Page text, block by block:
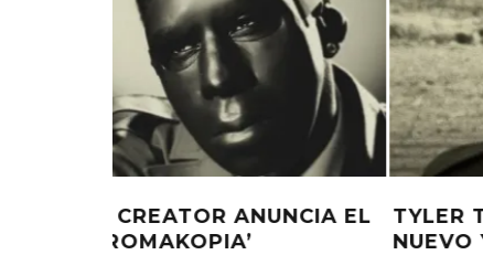
TYLER THE CREATOR LANZA UN
NUEVO Y MISTERIOSO VIDEO